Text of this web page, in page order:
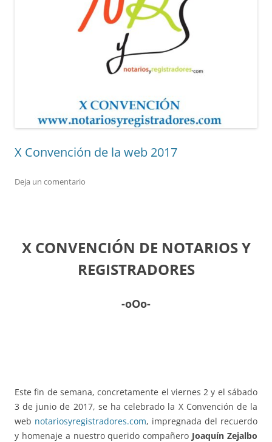
X Convención de la web 2017
Deja un comentario
X CONVENCIÓN DE NOTARIOS Y
REGISTRADORES
-oOo-
Este fin de semana, concretamente el viernes 2 y el sábado
3 de junio de 2017, se ha celebrado la X Convención de la
web notariosyregistradores.com, impregnada del recuerdo
y homenaje a nuestro querido compañero Joaquín Zejalbo